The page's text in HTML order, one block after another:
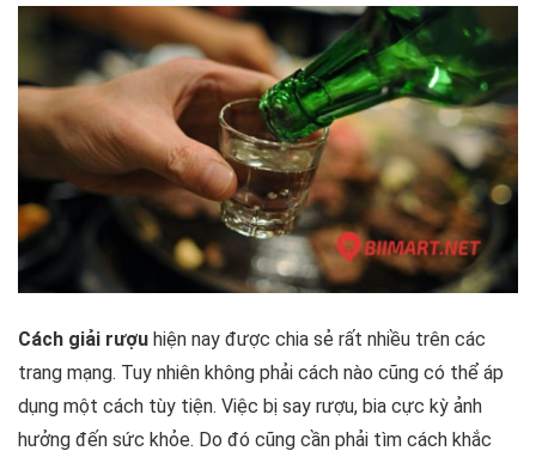
Cách giải rượu hiện nay được chia sẻ rất nhiều trên các
trang mạng. Tuy nhiên không phải cách nào cũng có thể áp
dụng một cách tùy tiện. Việc bị say rượu, bia cực kỳ ảnh
hưởng đến sức khỏe. Do đó cũng cần phải tìm cách khắc